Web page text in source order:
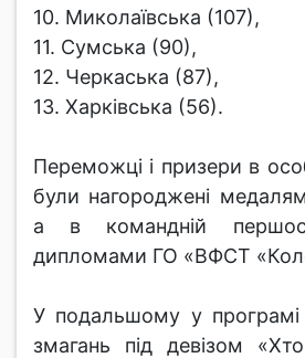
10. Миколаївська (107),
11. Сумська (90),
12. Черкаська (87),
13. Харківська (56).
Переможці і призери в
були нагороджені
а в командній
дипломами ГО «ВФСТ
У подальшому у програмі
змагань під девізом